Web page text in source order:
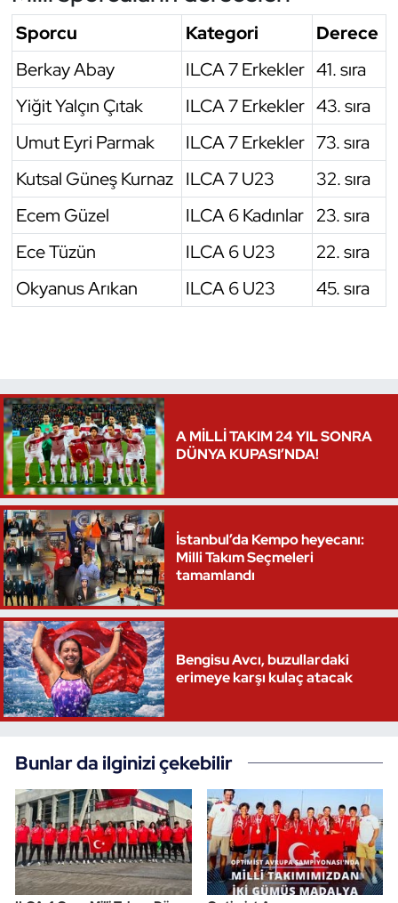
Sporcu Kategori
Derece
Berkay Abay
ILCA 7 Erkekler 41. sıra
Yiğit Yalçın Çıtak
ILCA 7 Erkekler 43. sıra
Umut Eyri Parmak
ILCA 7 Erkekler 73. sıra
Kutsal Güneş Kurnaz ILCA 7 U23
32. sıra
Ecem Güzel
ILCA 6 Kadınlar 23. sıra
Ece Tüzün
ILCA 6 U23
22. sıra
Okyanus Arıkan
ILCA 6 U23 45. sıra
A MİLLİ TAKIM 24 YIL SONRA
DÜNYA KUPASI’NDA!
İstanbul’da Kempo heyecanı:
Milli Takım Seçmeleri
tamamlandı
Bengisu Avcı, buzullardaki
erimeye karşı kulaç atacak
Bunlar da ilginizi çekebilir
Triatlon
Voleybol
Vücut Geliştirme Fitness
Wushu Kungfu
Yelken
Yüzme